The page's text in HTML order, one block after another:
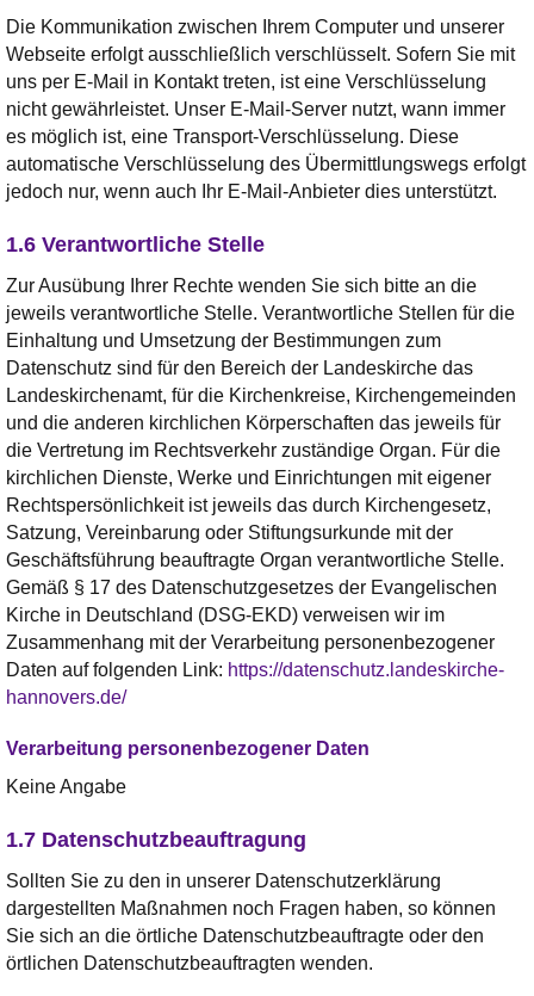
Die Kommunikation zwischen Ihrem Computer und unserer
Webseite erfolgt ausschließlich verschlüsselt. Sofern Sie mit
uns per E-Mail in Kontakt treten, ist eine Verschlüsselung
nicht gewährleistet. Unser E-Mail-Server nutzt, wann immer
es möglich ist, eine Transport-Verschlüsselung. Diese
automatische Verschlüsselung des Übermittlungswegs erfolgt
jedoch nur, wenn auch Ihr E-Mail-Anbieter dies unterstützt.
1.6 Verantwortliche Stelle
Zur Ausübung Ihrer Rechte wenden Sie sich bitte an die
jeweils verantwortliche Stelle. Verantwortliche Stellen für die
Einhaltung und Umsetzung der Bestimmungen zum
Datenschutz sind für den Bereich der Landeskirche das
Landeskirchenamt, für die Kirchenkreise, Kirchengemeinden
und die anderen kirchlichen Körperschaften das jeweils für
die Vertretung im Rechtsverkehr zuständige Organ. Für die
kirchlichen Dienste, Werke und Einrichtungen mit eigener
Rechtspersönlichkeit ist jeweils das durch Kirchengesetz,
Satzung, Vereinbarung oder Stiftungsurkunde mit der
Geschäftsführung beauftragte Organ verantwortliche Stelle.
Gemäß § 17 des Datenschutzgesetzes der Evangelischen
Kirche in Deutschland (DSG-EKD) verweisen wir im
Zusammenhang mit der Verarbeitung personenbezogener
Daten auf folgenden Link: https://datenschutz.landeskirche-
hannovers.de/
Verarbeitung personenbezogener Daten
Keine Angabe
1.7 Datenschutzbeauftragung
Sollten Sie zu den in unserer Datenschutzerklärung
dargestellten Maßnahmen noch Fragen haben, so können
Sie sich an die örtliche Datenschutzbeauftragte oder den
örtlichen Datenschutzbeauftragten wenden.